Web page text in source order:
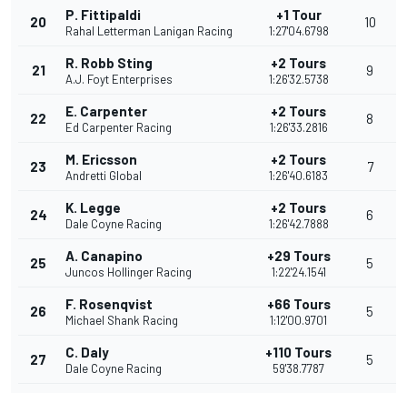
20 P. Fittipaldi
Rahal Letterman Lanigan Racing
+1 Tour
1:27'04.6798
10
21 R. Robb Sting
A.J. Foyt Enterprises
+2 Tours
1:26'32.5738
9
22 E. Carpenter
Ed Carpenter Racing
+2 Tours
1:26'33.2816
8
23 M. Ericsson
Andretti Global
+2 Tours
1:26'40.6183
7
24 K. Legge
Dale Coyne Racing
+2 Tours
1:26'42.7888
6
25 A. Canapino
Juncos Hollinger Racing
+29 Tours
1:22'24.1541
5
26 F. Rosenqvist
Michael Shank Racing
+66 Tours
1:12'00.9701
5
27 C. Daly
Dale Coyne Racing
+110 Tours
59'38.7787
5